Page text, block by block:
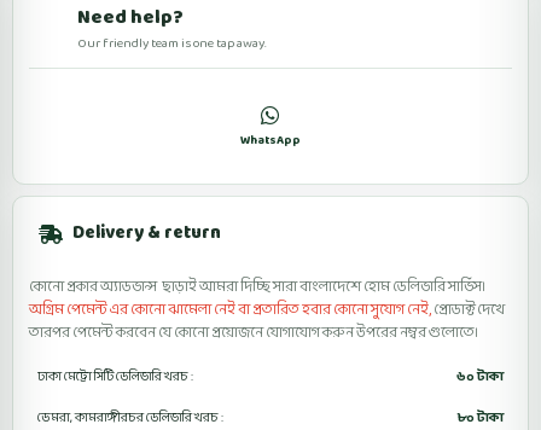
Need help?
Our friendly team is one tap away.
WhatsApp
Delivery & return
কোনো প্রকার অ্যাডভান্স ছাড়াই আমরা দিচ্ছি সারা বাংলাদেশে হোম ডেলিভারি সার্ভিস।
অগ্রিম পেমেন্ট এর কোনো ঝামেলা নেই বা প্রতারিত হবার কোনো সুযোগ নেই,প্রোডাক্ট দেখে
তারপর পেমেন্ট করবেন যে কোনো প্রয়োজনে যোগাযোগ করুন উপরের নম্বর গুলোতে।
ঢাকা মেট্রো সিটি ডেলিভারি খরচ :
৬০ টাকা
ডেমরা, কামরাঙ্গীরচর ডেলিভারি খরচ :
৮০ টাকা